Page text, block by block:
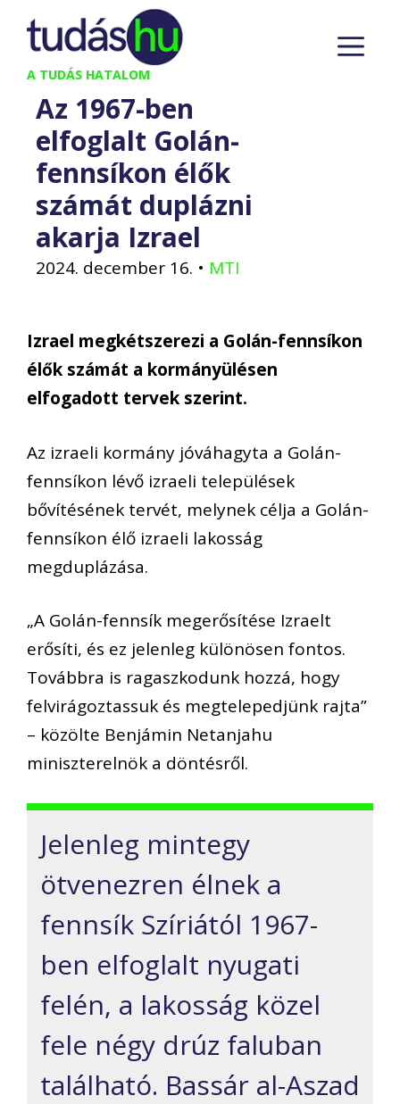
Kilépés
tartalomba
A TUDÁS HATALOM
Az 1967-ben
elfoglalt Golán-
fennsíkon élők
számát duplázni
akarja Izrael
2024. december 16. • MTI
Izrael megkétszerezi a Golán-fennsíkon
élők számát a kormányülésen
elfogadott tervek szerint.
Az izraeli kormány jóváhagyta a Golán-
fennsíkon lévő izraeli települések
bővítésének tervét, melynek célja a Golán-
fennsíkon élő izraeli lakosság
megduplázása.
„A Golán-fennsík megerősítése Izraelt
erősíti, és ez jelenleg különösen fontos.
Továbbra is ragaszkodunk hozzá, hogy
felvirágoztassuk és megtelepedjünk rajta”
– közölte Benjámin Netanjahu
miniszterelnök a döntésről.
Jelenleg mintegy
ötvenezren élnek a
fennsík Szíriától 1967-
ben elfoglalt nyugati
felén, a lakosság közel
fele négy drúz faluban
található. Bassár al-Aszad